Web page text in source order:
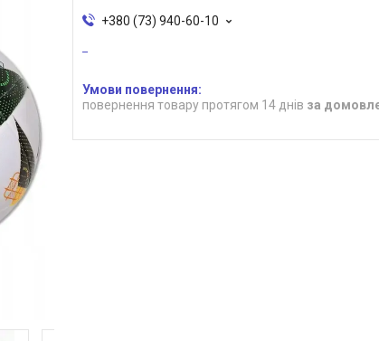
+380 (73) 940-60-10
повернення товару протягом 14 днів за